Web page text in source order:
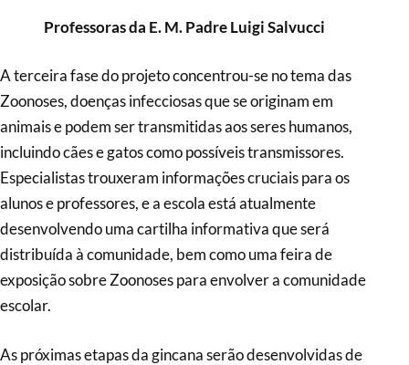
Professoras da E. M. Padre Luigi Salvucci
A terceira fase do projeto concentrou-se no tema das
Zoonoses, doenças infecciosas que se originam em
animais e podem ser transmitidas aos seres humanos,
incluindo cães e gatos como possíveis transmissores.
Especialistas trouxeram informações cruciais para os
alunos e professores, e a escola está atualmente
desenvolvendo uma cartilha informativa que será
distribuída à comunidade, bem como uma feira de
exposição sobre Zoonoses para envolver a comunidade
escolar.
As próximas etapas da gincana serão desenvolvidas de